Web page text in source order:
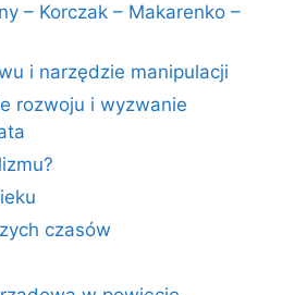
– Korczak – Makarenko –
i narzędzie manipulacji
rozwoju i wyzwanie
czasów